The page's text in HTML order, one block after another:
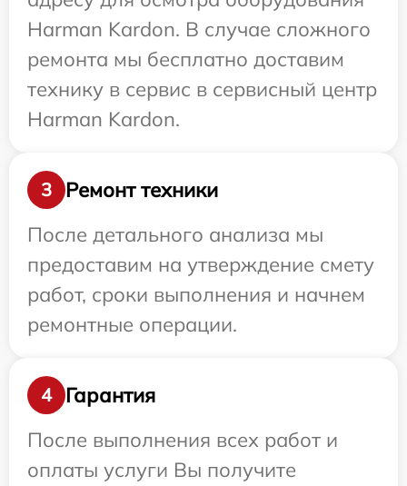
Harman Kardon. В случае сложного
ремонта мы бесплатно доставим
технику в сервис в сервисный центр
Harman Kardon.
3
Ремонт техники
После детального анализа мы
предоставим на утверждение смету
работ, сроки выполнения и начнем
ремонтные операции.
4
Гарантия
После выполнения всех работ и
оплаты услуги Вы получите